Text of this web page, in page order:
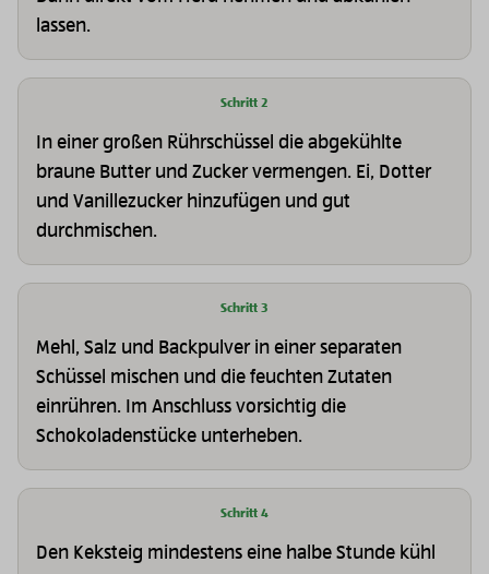
lassen.
Schritt 2
In einer großen Rührschüssel die abgekühlte
braune Butter und Zucker vermengen. Ei, Dotter
und Vanillezucker hinzufügen und gut
durchmischen.
Schritt 3
Mehl, Salz und Backpulver in einer separaten
Schüssel mischen und die feuchten Zutaten
einrühren. Im Anschluss vorsichtig die
Schokoladenstücke unterheben.
Schritt 4
Den Keksteig mindestens eine halbe Stunde kühl